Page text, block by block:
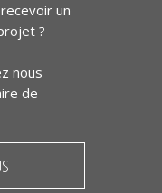
un
?
nous
de